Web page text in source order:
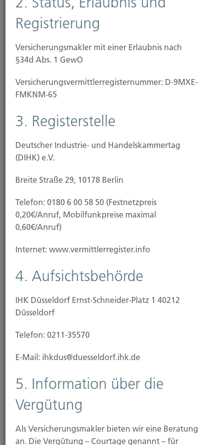
Altersvorsorgerisiken sind bei uns in guten
Händen.
Das Unternehmen
News
28.11.2025
Registrierung
Versicherungsmakler mit einer Erlaubnis nach
§34d Abs. 1 GewO
Versicherungs­vermittler­registernummer: D-9MXE-
FMKNM-65
3. Registerstelle
Deutscher Industrie- und Handelskammertag
(DIHK) e.V.
Breite Straße 29, 10178 Berlin
Telefon: 0180 6 00 58 50 (Festnetzpreis
0,20€/Anruf, Mobilfunkpreise maximal
0,60€/Anruf)
Internet: www.vermittlerregister.info
4. Aufsichtsbehörde
IHK Düsseldorf Ernst-Schneider-Platz 1 40212
Düsseldorf
Telefon: 0211-35570
E-Mail: ihkdus@duesseldorf.ihk.de
5. Information über die
Vergütung
Als Versicherungsmakler bieten wir eine Beratung
an. Die Vergütung – Courtage genannt – für